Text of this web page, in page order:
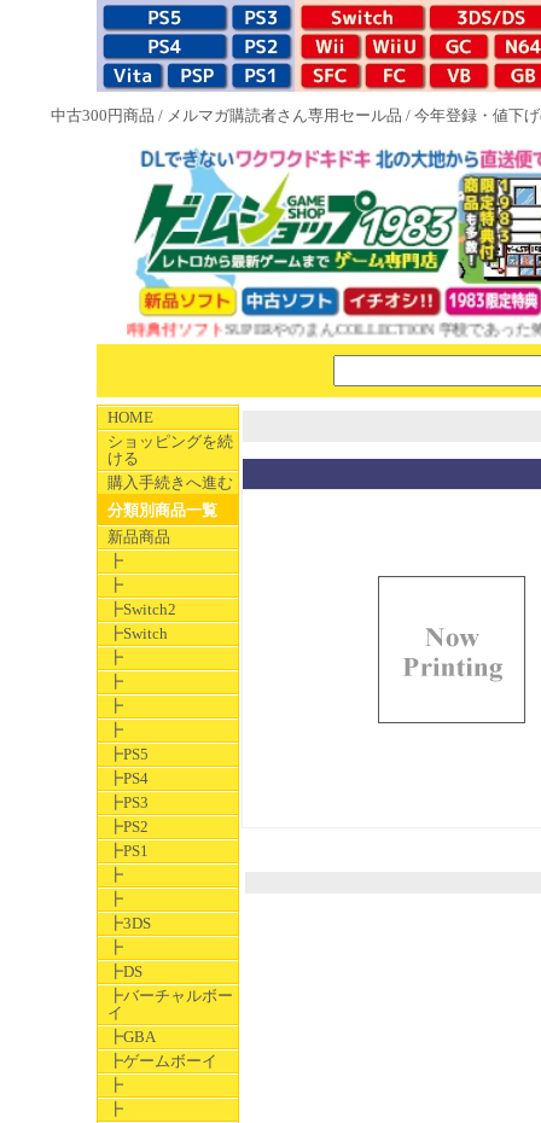
中古300円商品 / メルマガ購読者さん専用セール品 / 今年登録・値下
NEW 1983特典付ソフトSUPERやのまんCOLLECTION 学校であった怖い
HOME
ショッピングを続
ける
購入手続きへ進む
分類別商品一覧
新品商品
┣
┣
┣Switch2
┣Switch
┣
┣
┣
┣
┣PS5
┣PS4
┣PS3
┣PS2
┣PS1
┣
┣
┣3DS
┣
┣DS
┣バーチャルボー
イ
┣GBA
┣ゲームボーイ
┣
┣